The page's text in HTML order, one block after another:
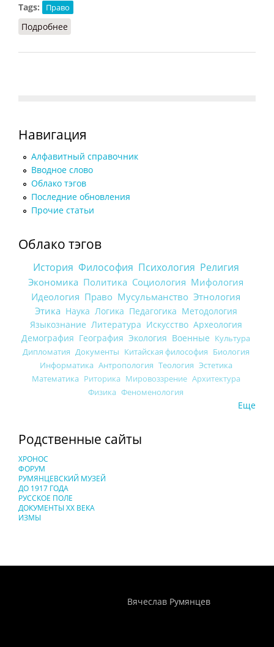
Tags:
Право
Подробнее
Навигация
Алфавитный справочник
Вводное слово
Облако тэгов
Последние обновления
Прочие статьи
Облако тэгов
История Философия Психология Религия
Экономика Политика Социология Мифология
Идеология Право Мусульманство Этнология
Этика Наука Логика Педагогика Методология
Языкознание Литература Искусство Археология
Демография География Экология Военные Культура
Дипломатия Документы Китайская философия Биология
Информатика Антропология Теология Эстетика
Математика Риторика Мировоззрение Архитектура
Физика Феноменология
Еще
Родственные сайты
ХРОНОС
ФОРУМ
РУМЯНЦЕВСКИЙ МУЗЕЙ
ДО 1917 ГОДА
РУССКОЕ ПОЛЕ
ДОКУМЕНТЫ XX ВЕКА
ИЗМЫ
Вячеслав Румянцев